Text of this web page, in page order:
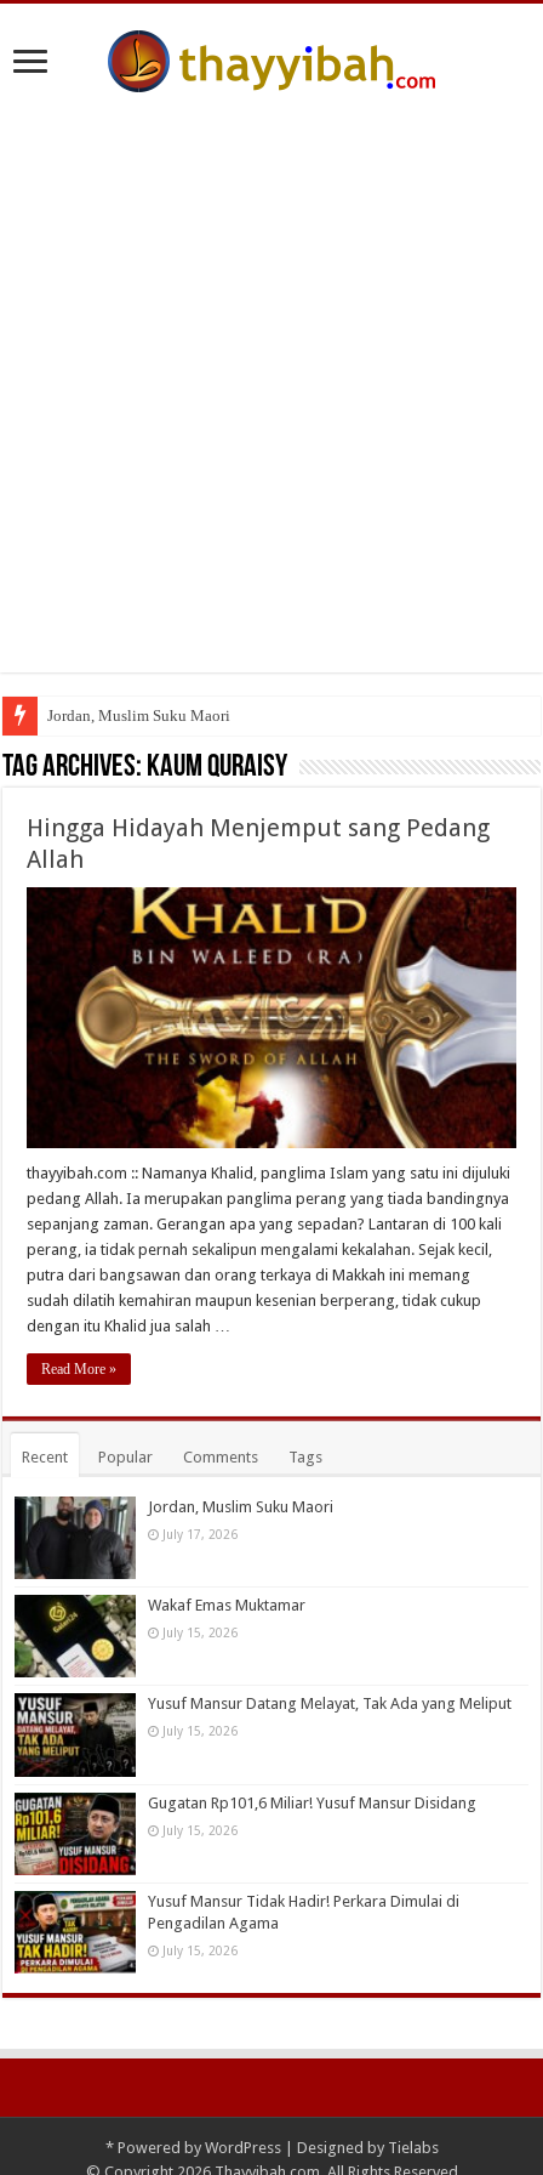
Jordan, Muslim Suku Maori
Tag Archives: Kaum quraisy
Hingga Hidayah Menjemput sang Pedang
Allah
thayyibah.com :: Namanya Khalid, panglima Islam yang satu ini dijuluki
pedang Allah. Ia merupakan panglima perang yang tiada bandingnya
sepanjang zaman. Gerangan apa yang sepadan? Lantaran di 100 kali
perang, ia tidak pernah sekalipun mengalami kekalahan. Sejak kecil,
putra dari bangsawan dan orang terkaya di Makkah ini memang
sudah dilatih kemahiran maupun kesenian berperang, tidak cukup
dengan itu Khalid jua salah …
Read More »
Recent Popular Comments Tags
Jordan, Muslim Suku Maori
July 17, 2026
Wakaf Emas Muktamar
July 15, 2026
Yusuf Mansur Datang Melayat, Tak Ada yang Meliput
July 15, 2026
Gugatan Rp101,6 Miliar! Yusuf Mansur Disidang
July 15, 2026
Yusuf Mansur Tidak Hadir! Perkara Dimulai di
Pengadilan Agama
July 15, 2026
*Powered by WordPress| Designed by Tielabs